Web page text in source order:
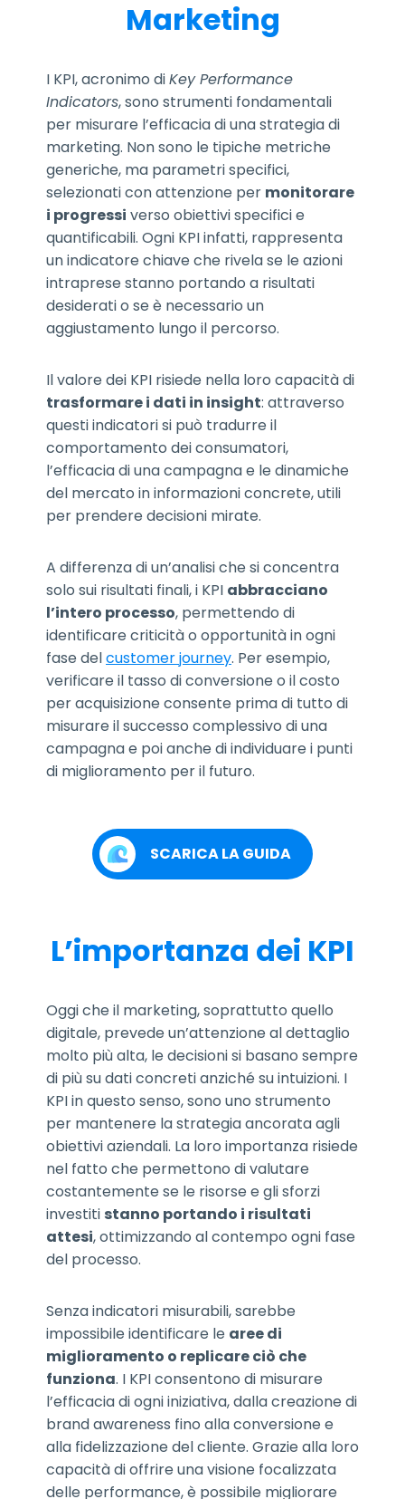
Marketing
I KPI, acronimo diKey Performance
Indicators, sono strumenti fondamentali
per misurare l’efficacia di una strategia di
marketing. Non sono le tipiche metriche
generiche, ma parametri specifici,
selezionati con attenzione per monitorare
i progressi verso obiettivi specifici e
quantificabili. Ogni KPI infatti, rappresenta
un indicatore chiave che rivela se le azioni
intraprese stanno portando a risultati
desiderati o se è necessario un
aggiustamento lungo il percorso.
Il valore dei KPI risiede nella loro capacità di
trasformare i dati in insight: attraverso
questi indicatori si può tradurre il
comportamento dei consumatori,
l’efficacia di una campagna e le dinamiche
del mercato in informazioni concrete, utili
per prendere decisioni mirate.
A differenza di un’analisi che si concentra
solo sui risultati finali, i KPI abbracciano
l’intero processo, permettendo di
identificare criticità o opportunità in ogni
fase delcustomer journey. Per esempio,
verificare il tasso di conversione o il costo
per acquisizione consente prima di tutto di
misurare il successo complessivo di una
campagna e poi anche di individuare i punti
di miglioramento per il futuro.
SCARICA LA GUIDA
L’importanza dei KPI
Oggi che il marketing, soprattutto quello
digitale, prevede un’attenzione al dettaglio
molto più alta, le decisioni si basano sempre
di più su dati concreti anziché su intuizioni. I
KPI in questo senso, sono uno strumento
per mantenere la strategia ancorata agli
obiettivi aziendali. La loro importanza risiede
nel fatto che permettono di valutare
costantemente se le risorse e gli sforzi
investiti stanno portando i risultati
attesi, ottimizzando al contempo ogni fase
del processo.
Senza indicatori misurabili, sarebbe
impossibile identificare le aree di
miglioramento o replicare ciò che
funziona. I KPI consentono di misurare
l’efficacia di ogni iniziativa, dalla creazione di
brand awareness fino alla conversione e
alla fidelizzazione del cliente. Grazie alla loro
capacità di offrire una visione focalizzata
delle performance, è possibile migliorare